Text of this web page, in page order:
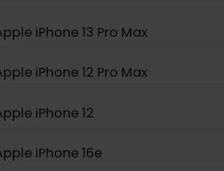
Apple iPhone 16 Plus
Apple iPhone 15 Plus
Apple iPhone 14 Pro
Apple iPhone 13 Pro Max